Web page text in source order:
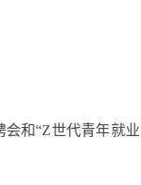
和“Z世代青年就业